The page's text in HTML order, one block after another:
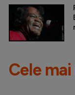
Cele